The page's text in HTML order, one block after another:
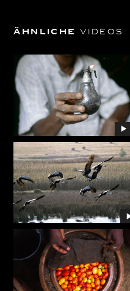
Ähnliche Videos